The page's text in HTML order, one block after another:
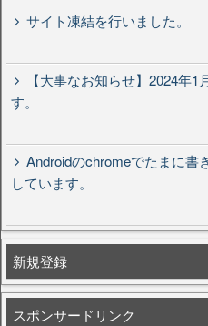
サイト凍結を行いました。
【大事なお知らせ】2024年
す。
Androidのchromeでたまに書
しています。
新規登録
スポンサードリンク